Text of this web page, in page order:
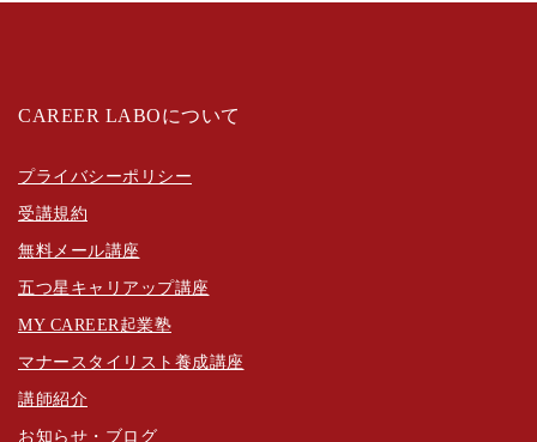
CAREER LABOについて
プライバシーポリシー
受講規約
無料メール講座
五つ星キャリアップ講座
MY CAREER起業塾
マナースタイリスト養成講座
講師紹介
お知らせ・ブログ